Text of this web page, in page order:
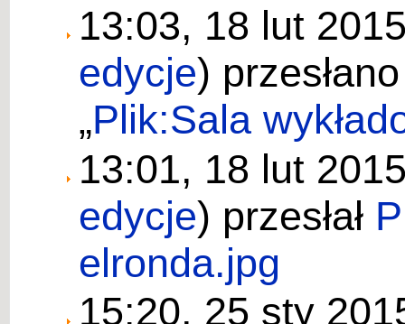
13:03, 18 lut
edycje)
„Plik:Sala
13:01, 18 lut
edycje) przesłał
elronda.jpg
15:20, 25 sty